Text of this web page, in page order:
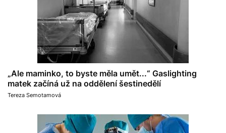
„Ale maminko, to byste měla umět...“ Gaslighting
matek začíná už na oddělení šestinedělí
Tereza Semotamová